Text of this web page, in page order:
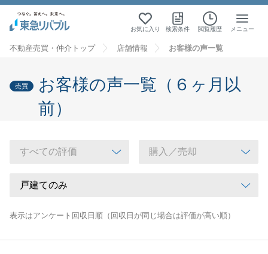
お気に入り 検索条件 閲覧履歴 メニュー
不動産売買・仲介トップ 店舗情報 お客様の声一覧
売買
お客様の声一覧（６ヶ月以
前）
表示はアンケート回収日順（回収日が同じ場合は評価が高い順）